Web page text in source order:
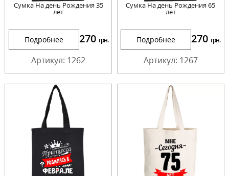
Сумка На день Рождения 35
лет
Подробнее 270 грн.
Артикул: 1262
Сумка На день Рождения 65
лет
Подробнее 270 грн.
Артикул: 1267